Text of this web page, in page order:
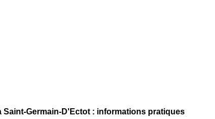
Saint-Germain-D'Ectot : informations pratiques